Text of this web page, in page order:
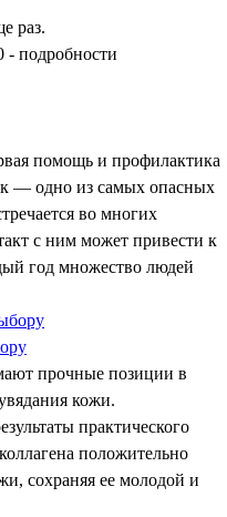
раз.
помощь и профилактика
— одно из самых опасных
во многих
с ним может привести к
год множество людей
прочные позиции в
кожи.
практического
положительно
сохраняя ее молодой и